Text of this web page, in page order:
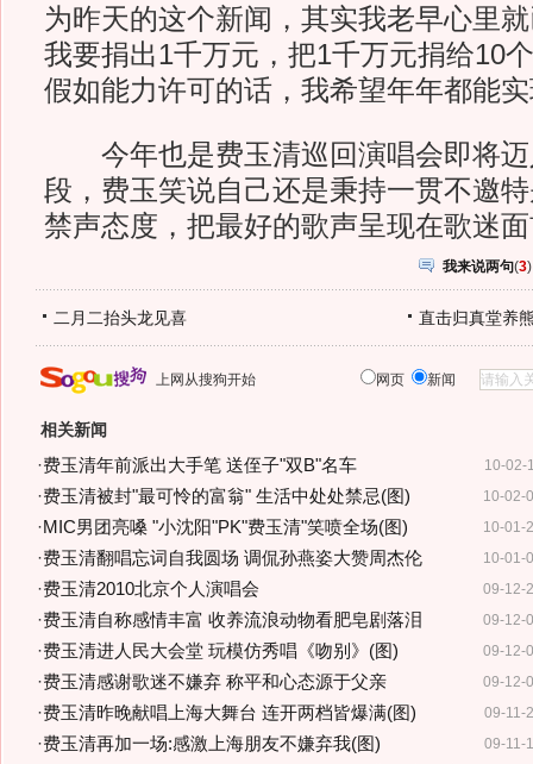
为昨天的这个新闻，其实我老早心里
我要捐出1千万元，把1千万元捐给10
假如能力许可的话，我希望年年都能
今年也是费玉清巡回演唱会即将迈
段，费玉笑说自己还是秉持一贯不邀
禁声态度，把最好的歌声呈现在歌迷
我来说两句(3)
二月二抬头龙见喜 直击归真堂养
上网从搜狗开始 网页 新闻
相关新闻
10-02-
·费玉清年前派出大手笔 送侄子"双B"名车
10-02-
·费玉清被封"最可怜的富翁" 生活中处处禁忌(图)
10-01-
·MIC男团亮嗓 "小沈阳"PK"费玉清"笑喷全场(图)
10-01-
·费玉清翻唱忘词自我圆场 调侃孙燕姿大赞周杰伦
09-12-
·费玉清2010北京个人演唱会
09-12-
·费玉清自称感情丰富 收养流浪动物看肥皂剧落泪
09-12-
·费玉清进人民大会堂 玩模仿秀唱《吻别》(图)
09-12-
·费玉清感谢歌迷不嫌弃 称平和心态源于父亲
09-11-
·费玉清昨晚献唱上海大舞台 连开两档皆爆满(图)
09-11-
·费玉清再加一场:感激上海朋友不嫌弃我(图)